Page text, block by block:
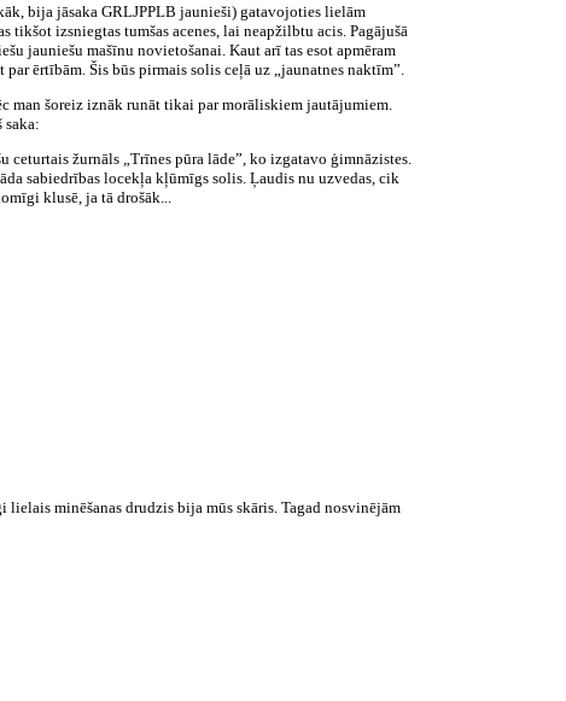
bija jāsaka GRLJPPLB jaunieši) gatavojoties lielām
izsniegtas tumšas acenes, lai neapžilbtu acis. Pagājušā
jauniešu mašīnu novietošanai. Kaut arī tas esot apmēram
ērtībām. Šis būs pirmais solis ceļā uz „jaunatnes naktīm”.
man šoreiz iznāk runāt tikai par morāliskiem jautājumiem.
saka:
žurnāls „Trīnes pūra lāde”, ko izgatavo ģimnāzistes.
sabiedrības locekļa kļūmīgs solis. Ļaudis nu uzvedas, cik
klusē, ja tā drošāk...
lielais minēšanas drudzis bija mūs skāris. Tagad nosvinējām